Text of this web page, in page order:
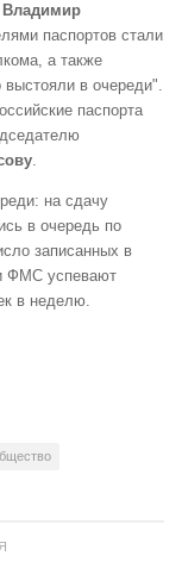
Владимир
паспортов стали
а также
выстояли в очереди".
паспорта
.
на сдачу
в очередь по
записанных в
ФМС успевают
в неделю.